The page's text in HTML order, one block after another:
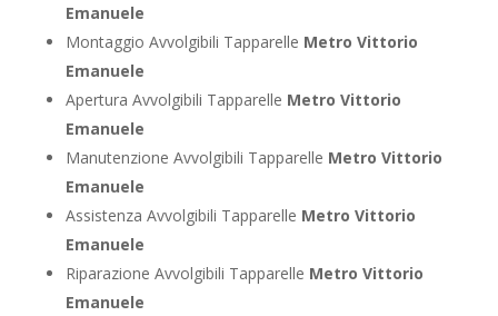
Emanuele
Montaggio Avvolgibili Tapparelle Metro Vittorio
Emanuele
Apertura Avvolgibili Tapparelle Metro Vittorio
Emanuele
Manutenzione Avvolgibili Tapparelle Metro Vittorio
Emanuele
Assistenza Avvolgibili Tapparelle Metro Vittorio
Emanuele
Riparazione Avvolgibili Tapparelle Metro Vittorio
Emanuele